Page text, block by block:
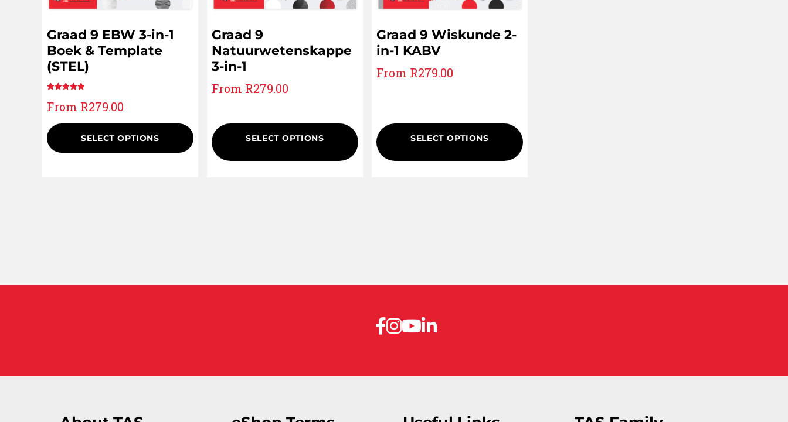
Graad 9 EBW 3-in-1
Boek & Template
(STEL)
From R279.00
out of 5
customer
rating
SELECT OPTIONS
Graad 9
Natuurwetenskappe
3-in-1
From R279.00
SELECT OPTIONS
Graad 9 Wiskunde 2-
in-1 KABV
From R279.00
SELECT OPTIONS